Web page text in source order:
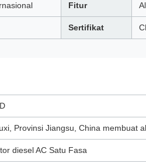
Fitur
Sertifikat
Provinsi Jiangsu, China membuat
diesel AC Satu Fasa